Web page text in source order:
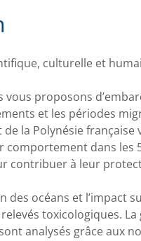
culturelle et
proposons
et les périodes
la Polynésie française
comportement dans les
contribuer à leur
océans et l’impact
toxicologiques.
analysés grâce aux